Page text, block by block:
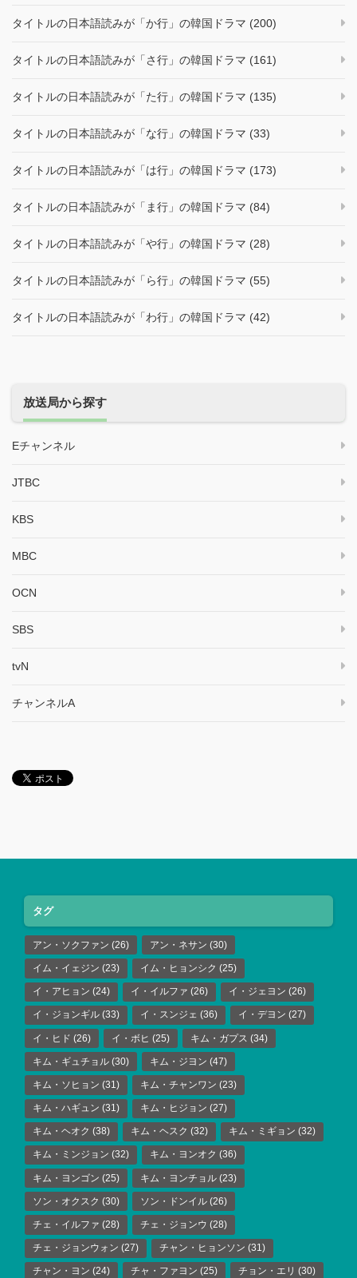
タイトルの日本語読みが「か行」の韓国ドラマ (200)
タイトルの日本語読みが「さ行」の韓国ドラマ (161)
タイトルの日本語読みが「た行」の韓国ドラマ (135)
タイトルの日本語読みが「な行」の韓国ドラマ (33)
タイトルの日本語読みが「は行」の韓国ドラマ (173)
タイトルの日本語読みが「ま行」の韓国ドラマ (84)
タイトルの日本語読みが「や行」の韓国ドラマ (28)
タイトルの日本語読みが「ら行」の韓国ドラマ (55)
タイトルの日本語読みが「わ行」の韓国ドラマ (42)
放送局から探す
Eチャンネル
JTBC
KBS
MBC
OCN
SBS
tvN
チャンネルA
タグ
アン・ソクファン (26) アン・ネサン (30)
イム・イェジン (23) イム・ヒョンシク (25)
イ・アヒョン (24) イ・イルファ (26) イ・ジェヨン (26)
イ・ジョンギル (33) イ・スンジェ (36) イ・デヨン (27)
イ・ヒド (26) イ・ボヒ (25) キム・ガプス (34)
キム・ギュチョル (30) キム・ジヨン (47)
キム・ソヒョン (31) キム・チャンワン (23)
キム・ハギュン (31) キム・ヒジョン (27)
キム・ヘオク (38) キム・ヘスク (32) キム・ミギョン (32)
キム・ミンジョン (32) キム・ヨンオク (36)
キム・ヨンゴン (25) キム・ヨンチョル (23)
ソン・オクスク (30) ソン・ドンイル (26)
チェ・イルファ (28) チェ・ジョンウ (28)
チェ・ジョンウォン (27) チャン・ヒョンソン (31)
チャン・ヨン (24) チャ・ファヨン (25) チョン・エリ (30)